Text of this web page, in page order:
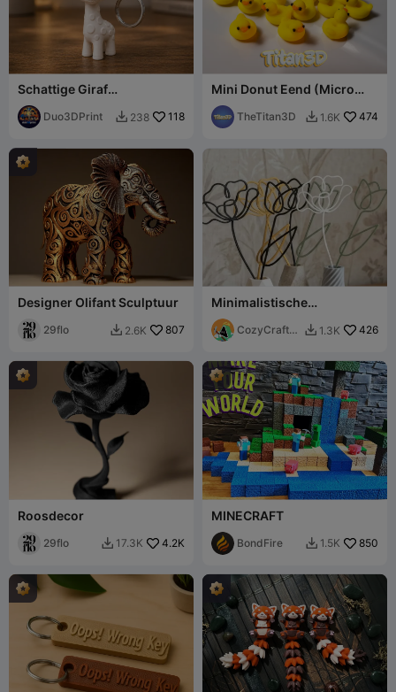
Schattige Giraf
Sleutelhanger – Kawaii Dier
Sleutelhanger 3D-
printmodel
Duo3DPrint  238 118
Mini Donut Eend (Micro
Eendjes!)
TheTitan3D  1.6K 474
Designer Olifant Sculptuur
29flo  2.6K 807
Minimalistische
Draadbloemen -
Vaasdecoratie
CozyCraftSt
 1.3K 426
Roosdecor
29flo  17.3K 4.2K
MINECRAFT
BondFire  1.5K 850